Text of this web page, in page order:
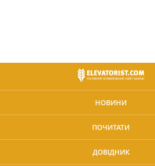
НОВИНИ
ПОЧИТАТИ
ДОВІДНИК